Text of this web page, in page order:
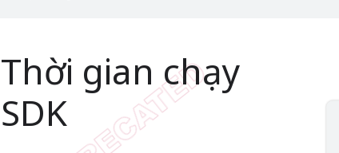
Thời gian chạy
SDK